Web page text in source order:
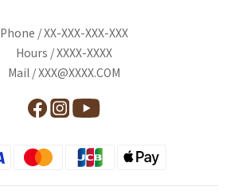
Phone / XX-XXX-XXX-XXX
Hours / XXXX-XXXX
Mail / XXX@XXXX.COM